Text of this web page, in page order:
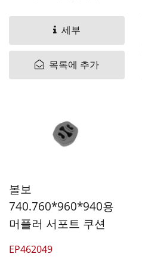
세부
목록에 추가
볼보
740.760*960*940용
머플러 서포트 쿠션
EP462049